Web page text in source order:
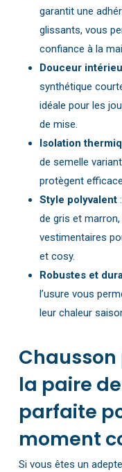
garantit une
glissants, vous
confiance à la
Douceur
synthétique
idéale pour les
de mise.
Isolation
de semelle
protègent
Style polyvalent:
de gris et
vestimentaires
et cosy.
Robustes et
l’usure vous
leur chaleur
la paire
parfaite
moment
Si vous êtes un